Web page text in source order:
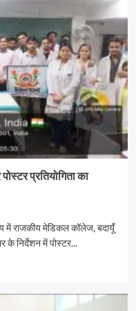
प्रतियोगिता का
में राजकीय मेडिकल कॉलेज, बदायूँ
के निर्देशन में पोस्टर...